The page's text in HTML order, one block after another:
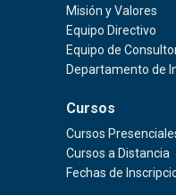
Misión y Valores
Equipo Directivo
Equipo de
Departamento de
Cursos
Cursos
Cursos a Distancia
Fechas de